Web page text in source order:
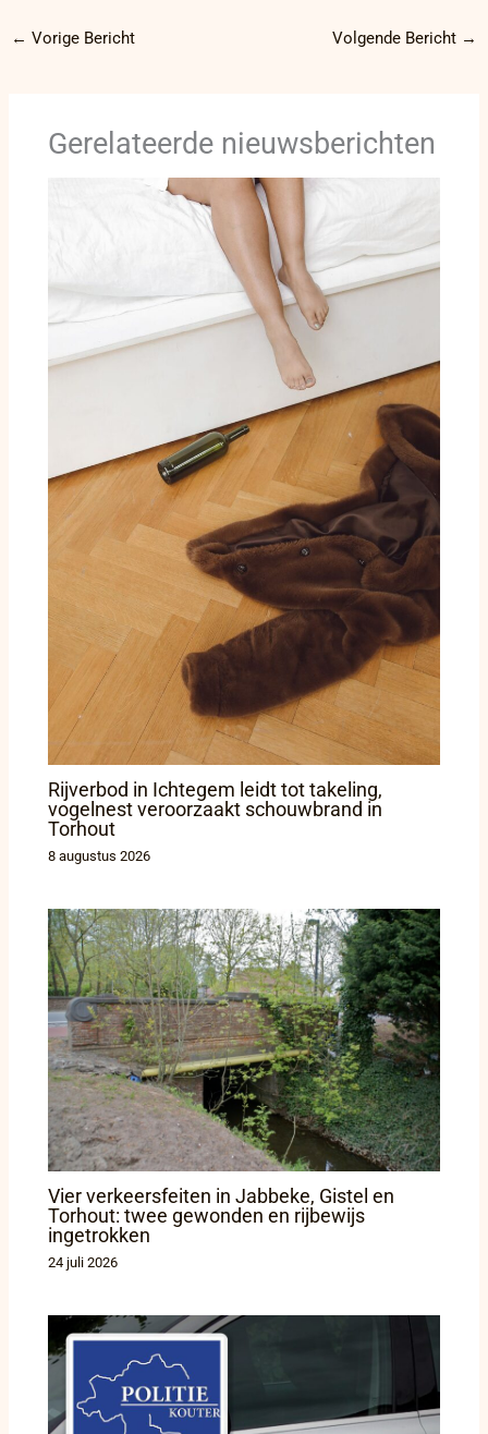
← Vorige Bericht Volgende Bericht →
Gerelateerde nieuwsberichten
Rijverbod in Ichtegem leidt tot takeling,
vogelnest veroorzaakt schouwbrand in
Torhout
8 augustus 2026
Vier verkeersfeiten in Jabbeke, Gistel en
Torhout: twee gewonden en rijbewijs
ingetrokken
24 juli 2026